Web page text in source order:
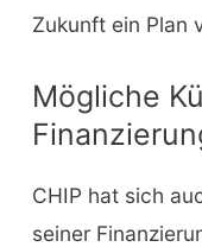
Zukunft ein Plan
Mögliche
CHIP hat sich
seiner